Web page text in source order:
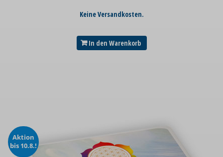
Keine Versandkosten.
In den Warenkorb
Aktion
bis 10.8.!